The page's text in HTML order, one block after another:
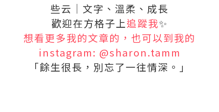
些云｜文字、溫柔、成長
歡迎在方格子上追蹤我✨
想看更多我的文章的，也可以到我的
instagram: @sharon.tamm
「餘生很長，別忘了一往情深。」